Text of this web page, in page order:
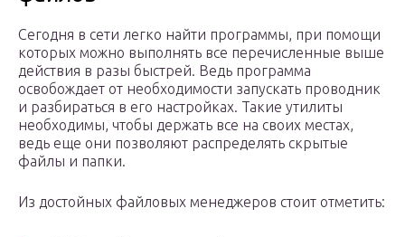
Сегодня в сети легко найти программы, при помощи
которых можно выполнять все перечисленные выше
действия в разы быстрей. Ведь программа
освобождает от необходимости запускать проводник
и разбираться в его настройках. Такие утилиты
необходимы, чтобы держать все на своих местах,
ведь еще они позволяют распределять скрытые
файлы и папки.
Из достойных файловых менеджеров стоит отметить: